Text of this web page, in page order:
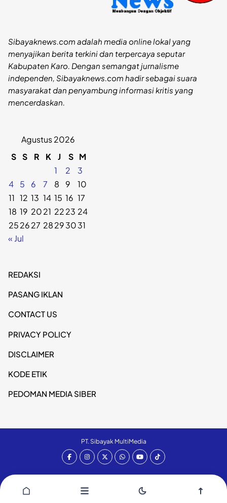
Sibayaknews.com adalah media online lokal yang
menyajikan berita terkini dan terpercaya seputar
Kabupaten Karo. Dengan semangat jurnalisme
independen, Sibayaknews.com hadir sebagai suara
masyarakat dan penyambung informasi kritis yang
mencerdaskan.
Agustus 2026
S S R K J S M
1
2
3
4
5 6 7 8 9
10
11 12 13 14 15 16 17
18 19 2021 2223 24
252627 28293031
« Jul
REDAKSI
PASANG IKLAN
CONTACT US
PRIVACY POLICY
DISCLAIMER
KODE ETIK
PEDOMAN MEDIA SIBER
PT. Sibayak MultiMedia